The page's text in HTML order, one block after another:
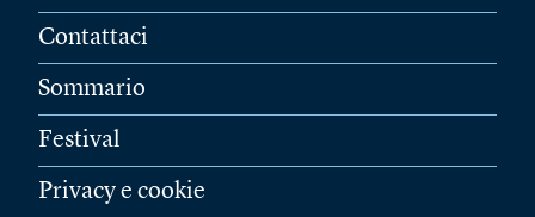
Contattaci
Sommario
Festival
Privacy e cookie